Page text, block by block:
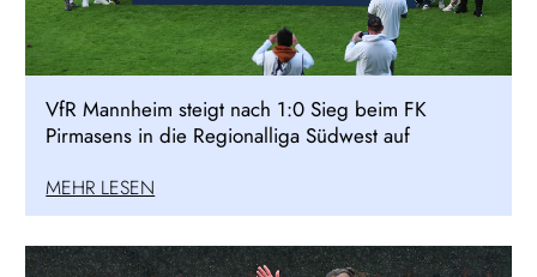
VfR Mannheim steigt nach 1:0 Sieg beim FK
Pirmasens in die Regionalliga Südwest auf
MEHR LESEN